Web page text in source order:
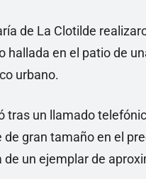
de La Clotilde
hallada en el patio de
urbano.
tras un llamado
gran tamaño en el
un ejemplar de